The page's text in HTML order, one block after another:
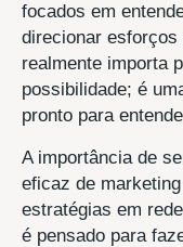
focados em
direcionar
realmente importa
possibilidade; é
pronto para
A importância de
eficaz de
estratégias em
é pensado para